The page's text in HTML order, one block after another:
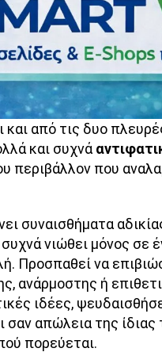
από τις δυο
και συχνά
περιβάλλον που
συναισθήματα
νιώθει μόνος σε
Προσπαθεί να
ανάρμοστης ή
ιδέες,
απώλεια της
πορεύεται.